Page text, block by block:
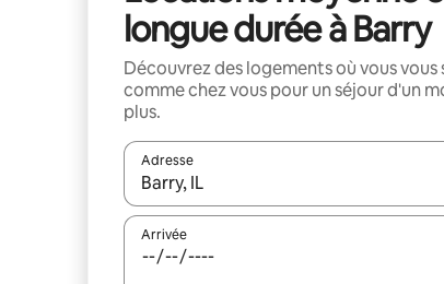
longue durée à Barry
Découvrez des logements où vous vous
comme chez vous pour un séjour d'un
plus.
Adresse
Lorsque les résultats s'affichent, utilisez
Arrivée